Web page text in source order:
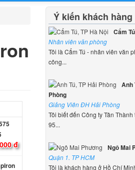
đ
Ý kiến khách hàng
Cẩm
Nhân viên văn phòng
Tôi là Cẩm Tú - nhân viên văn
công...
Anh
Phòng
Giảng Viên ĐH Hải Phòng
Tôi biết đến Công ty Tân
95...
Ngô Mai
Quận 1. TP HCM
Tôi là khách hàng ở Hồ Chí